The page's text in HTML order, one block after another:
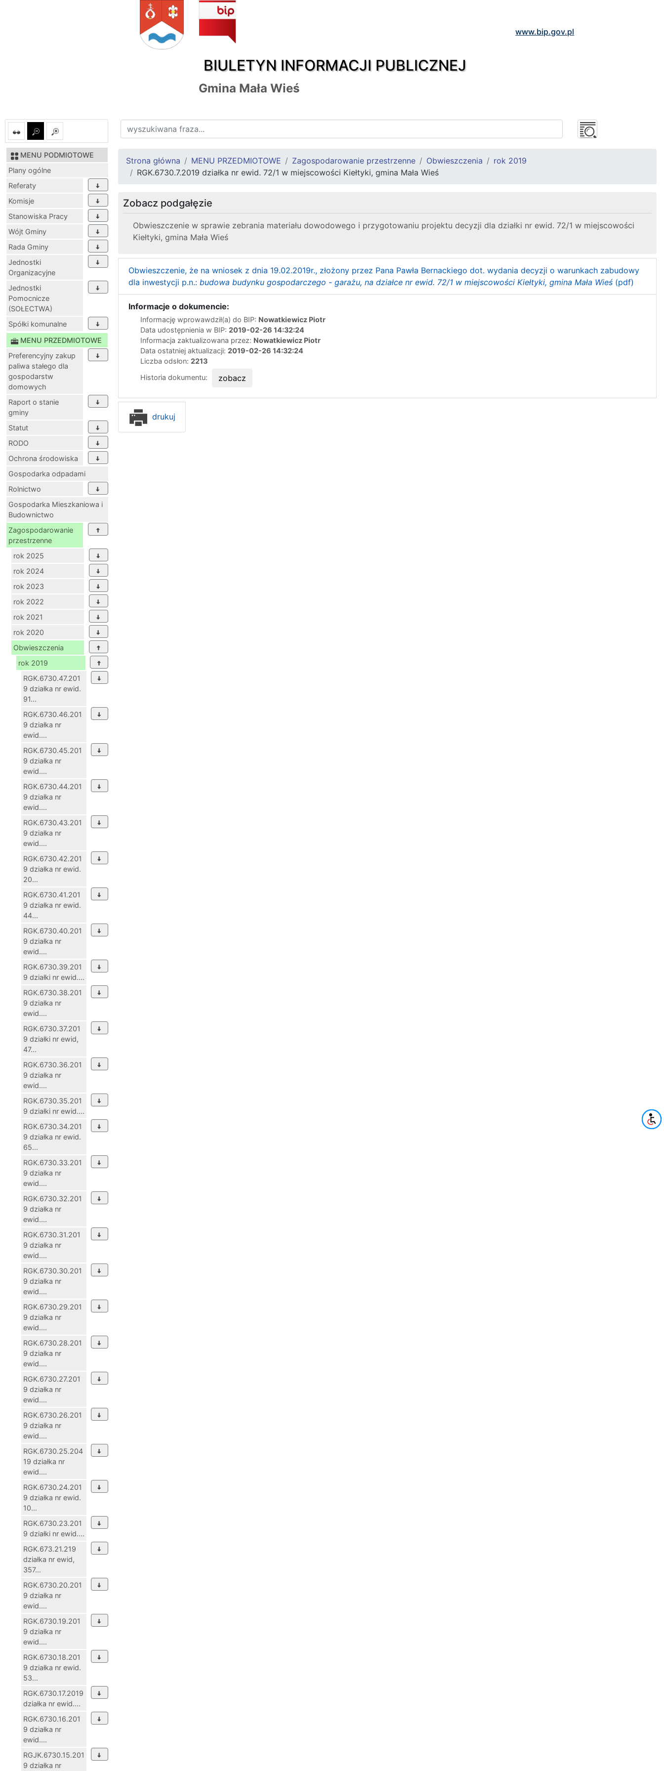
BIULETYN INFORMACJI PUBLICZNEJ
www.bip.gov.pl
Gmina Mała Wieś
MENU PODMIOTOWE
Plany ogólne
Referaty
Komisje
Stanowiska Pracy
Wójt Gminy
Rada Gminy
Jednostki
Organizacyjne
Jednostki
Pomocnicze
(SOŁECTWA)
Spółki komunalne
MENU PRZEDMIOTOWE
Preferencyjny zakup
paliwa stałego dla
gospodarstw
domowych
Raport o stanie
gminy
Statut
RODO
Ochrona środowiska
Gospodarka odpadami
Rolnictwo
Gospodarka Mieszkaniowa i
Budownictwo
Zagospodarowanie
przestrzenne
rok 2025
rok 2024
rok 2023
rok 2022
rok 2021
rok 2020
Obwieszczenia
rok 2019
RGK.6730.47.201
9 działka nr ewid.
91...
RGK.6730.46.201
9 działka nr
ewid....
RGK.6730.45.201
9 działka nr
ewid....
RGK.6730.44.201
9 działka nr
ewid....
RGK.6730.43.201
9 działka nr
ewid....
RGK.6730.42.201
9 działka nr ewid.
20...
RGK.6730.41.201
9 działka nr ewid.
44...
RGK.6730.40.201
9 działka nr
ewid....
RGK.6730.39.201
9 działki nr ewid....
RGK.6730.38.201
9 działka nr
ewid....
RGK.6730.37.201
9 działki nr ewid,
47...
RGK.6730.36.201
9 działka nr
ewid....
RGK.6730.35.201
9 działki nr ewid....
RGK.6730.34.201
9 działka nr ewid.
65...
RGK.6730.33.201
9 działka nr
ewid....
RGK.6730.32.201
9 działka nr
ewid....
RGK.6730.31.201
9 działka nr
ewid....
RGK.6730.30.201
9 działka nr
ewid....
RGK.6730.29.201
9 działka nr
ewid....
RGK.6730.28.201
9 działka nr
ewid....
RGK.6730.27.201
9 działka nr
ewid....
RGK.6730.26.201
9 działka nr
ewid....
RGK.6730.25.204
19 działka nr
ewid....
RGK.6730.24.201
9 działka nr ewid.
10...
RGK.6730.23.201
9 działki nr ewid....
RGK.673.21.219
działka nr ewid,
357...
RGK.6730.20.201
9 działka nr
ewid....
RGK.6730.19.201
9 działka nr
ewid....
RGK.6730.18.201
9 działka nr ewid.
53...
RGK.6730.17.2019
działka nr ewid....
RGK.6730.16.201
9 działka nr
ewid....
RGJK.6730.15.201
9 działka nr
Strona główna MENU PRZEDMIOTOWE Zagospodarowanie przestrzenne Obwieszczenia
rok 2019
RGK.6730.7.2019 działka nr ewid. 72/1 w miejscowości Kiełtyki, gmina Mała Wieś
Zobacz podgałęzie
Obwieszczenie w sprawie zebrania materiału dowodowego i przygotowaniu projektu decyzji dla działki nr ewid. 72/1 w miejscowości
Kiełtyki, gmina Mała Wieś
Obwieszczenie, że na wniosek z dnia 19.02.2019r., złożony przez Pana Pawła Bernackiego dot. wydania decyzji o warunkach zabudowy
dla inwestycji p.n.: budowa budynku gospodarczego - garażu, na działce nr ewid. 72/1 w miejscowości Kiełtyki, gmina Mała Wieś (pdf)
Informacje o dokumencie:
Informację wprowawdził(a) do BIP: Nowatkiewicz Piotr
Data udostępnienia w BIP: 2019-02-26 14:32:24
Informacja zaktualizowana przez: Nowatkiewicz Piotr
Data ostatniej aktualizacji: 2019-02-26 14:32:24
Liczba odsłon: 2213
Historia dokumentu:
zobacz
drukuj